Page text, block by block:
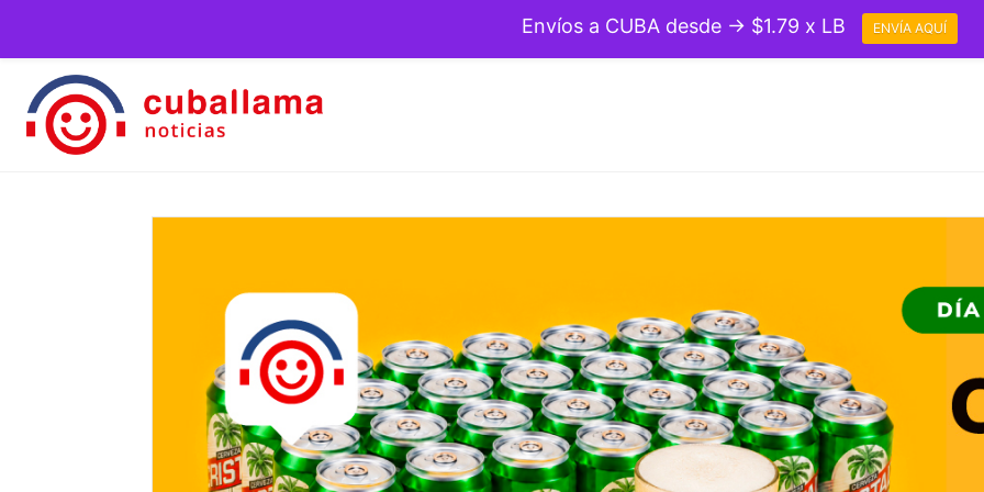
Envíos a CUBA desde → $1.79 x LB ENVÍA AQUÍ